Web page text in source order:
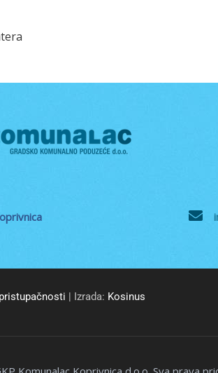
| Izrada: Kosinus